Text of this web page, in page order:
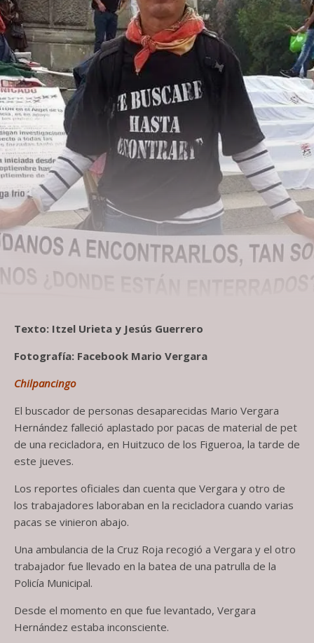
Texto: Itzel Urieta y Jesús Guerrero
Fotografía: Facebook Mario Vergara
Chilpancingo
El buscador de personas desaparecidas Mario Vergara
Hernández falleció aplastado por pacas de material de pet
de una recicladora, en Huitzuco de los Figueroa, la tarde de
este jueves.
Los reportes oficiales dan cuenta que Vergara y otro de
los trabajadores laboraban en la recicladora cuando varias
pacas se vinieron abajo.
Una ambulancia de la Cruz Roja recogió a Vergara y el otro
trabajador fue llevado en la batea de una patrulla de la
Policía Municipal.
Desde el momento en que fue levantado, Vergara
Hernández estaba inconsciente.